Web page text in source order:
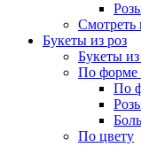
Смотреть
Букеты из роз
Букеты из
По форме
По
По цвету